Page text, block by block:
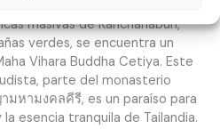
masivas de Kanchanaburi,
verdes, se encuentra un
Vihara Buddha Cetiya. Este
parte del monasterio
หามงคลคีรี, es un paraíso para
esencia tranquila de Tailandia.